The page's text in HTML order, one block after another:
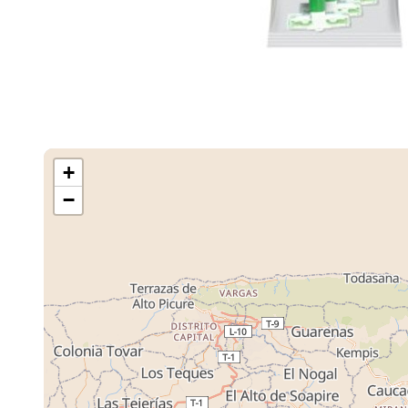
+
−
Cargando
Tiendas ...